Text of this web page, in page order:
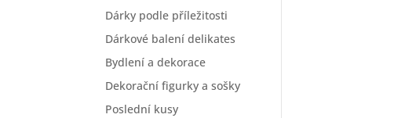
Dárky podle příležitosti
Dárkové balení delikates
Bydlení a dekorace
Dekorační figurky a sošky
Poslední kusy